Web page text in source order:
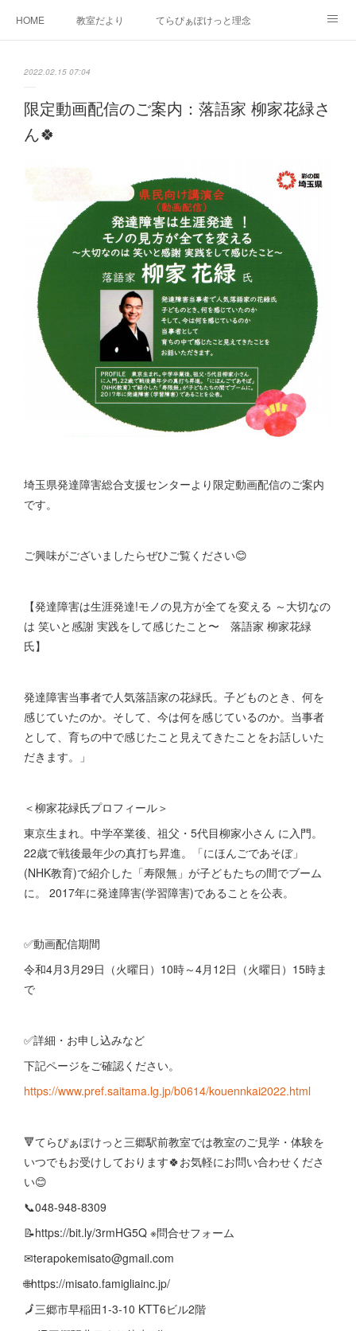
HOME 教室だより てらぴぁぽけっと理念
2022.02.15 07:04
限定動画配信のご案内：落語家 柳家花緑さ
ん🍀
埼玉県発達障害総合支援センターより限定動画配信のご案内
です。
ご興味がございましたらぜひご覧ください😊
【発達障害は生涯発達!モノの見方が全てを変える ～大切なの
は 笑いと感謝 実践をして感じたこと〜 落語家 柳家花緑
氏】
発達障害当事者で人気落語家の花緑氏。子どものとき、何を
感じていたのか。そして、今は何を感じているのか。当事者
として、育ちの中で感じたこと見えてきたことをお話しいた
だきます。」
＜柳家花緑氏プロフィール＞
東京生まれ。中学卒業後、祖父・5代目柳家小さん に入門。
22歳で戦後最年少の真打ち昇進。「にほんごであそぼ」
(NHK教育)で紹介した「寿限無」が子どもたちの間でブーム
に。 2017年に発達障害(学習障害)であることを公表。
✅動画配信期間
令和4月3月29日（火曜日）10時～4月12日（火曜日）15時ま
で
✅詳細・お申し込みなど
下記ページをご確認ください。
https://www.pref.saitama.lg.jp/b0614/kouennkai2022.html
🔻てらぴぁぽけっと三郷駅前教室では教室のご見学・体験を
いつでもお受けしております🍀お気軽にお問い合わせくださ
い😊
📞048-948-8309
📝https://bit.ly/3rmHG5Q ※問合せフォーム
✉terapokemisato@gmail.com
🌐https://misato.famigliainc.jp/
🗾三郷市早稲田1-3-10 KTT6ビル2階